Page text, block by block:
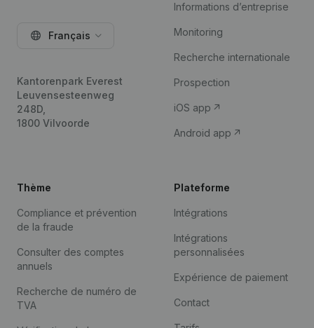
Français
Kantorenpark Everest
Leuvensesteenweg
248D,
1800 Vilvoorde
Informations d’entreprise
Monitoring
Recherche internationale
Prospection
iOS app
Android app
Thème
Compliance et prévention
de la fraude
Consulter des comptes
annuels
Recherche de numéro de
TVA
Plateforme
Intégrations
Intégrations
personnalisées
Expérience de paiement
Contact